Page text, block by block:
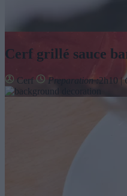
Cerf grillé sauce
Cerf Preparation :2h10 |